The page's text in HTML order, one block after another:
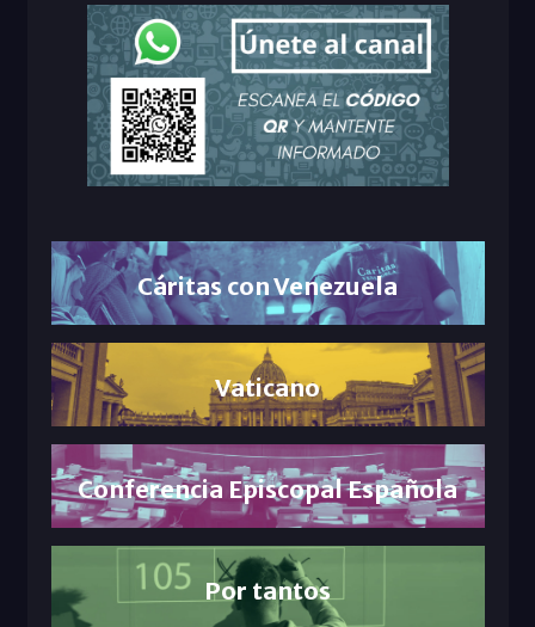
Cáritas con Venezuela
Vaticano
Conferencia Episcopal Española
Por tantos